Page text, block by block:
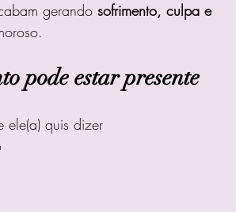
gerando sofrimento, culpa e
pode estar presente
ele(a) quis dizer